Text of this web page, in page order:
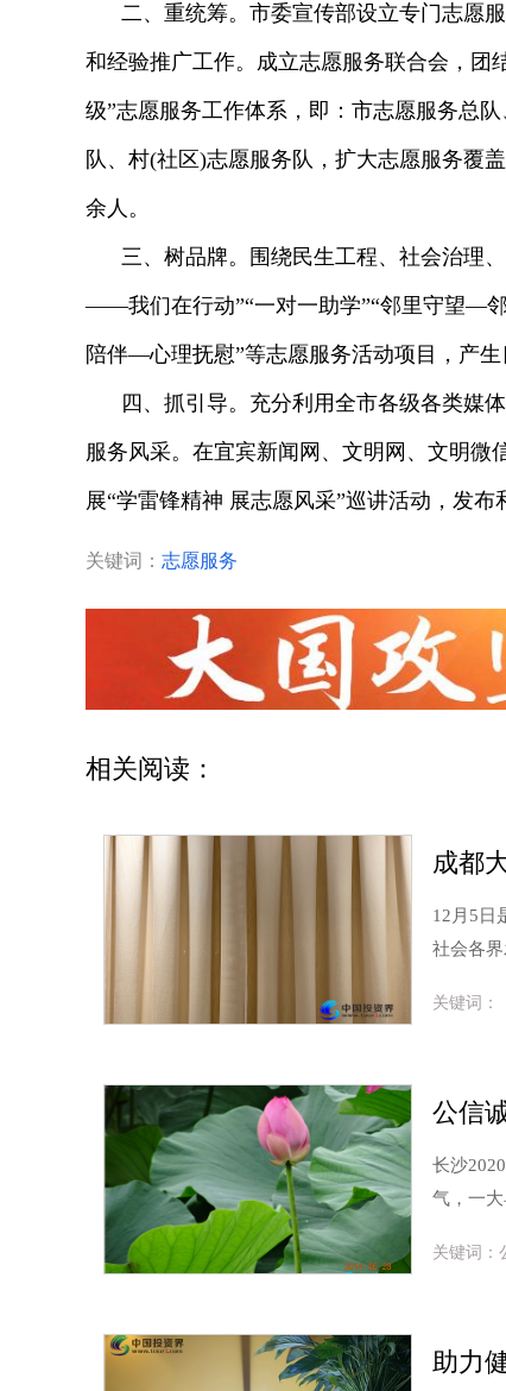
二、重统筹。市委宣传部设立专门志愿
和经验推广工作。成立志愿服务联合会，团
级”志愿服务工作体系，即：市志愿服务总
队、村(社区)志愿服务队，扩大志愿服务覆
余人。
三、树品牌。围绕民生工程、社会治理
——我们在行动”“一对一助学”“邻里守望—
陪伴—心理抚慰”等志愿服务活动项目，产生
四、抓引导。充分利用全市各级各类媒
服务风采。在宜宾新闻网、文明网、文明
展“学雷锋精神 展志愿风采”巡讲活动，发
关键词： 志愿服务
相关阅读：
成都
12月5日
社会各
关键词：
公信
长沙
气，一
关键词：